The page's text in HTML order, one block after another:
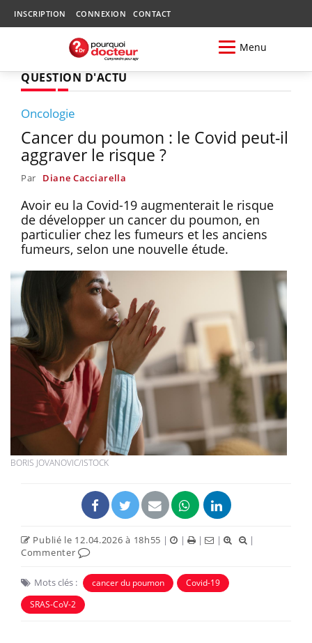
INSCRIPTION CONNEXION CONTACT
Menu
QUESTION D'ACTU
Oncologie
Cancer du poumon : le Covid peut-il
aggraver le risque ?
Par Diane Cacciarella
Avoir eu la Covid-19 augmenterait le risque
de développer un cancer du poumon, en
particulier chez les fumeurs et les anciens
fumeurs, selon une nouvelle étude.
BORIS JOVANOVIC/ISTOCK
Publié le 12.04.2026 à 18h55 | | | |
|
Commenter
Mots clés : cancer du poumon
Covid-19
SRAS-CoV-2